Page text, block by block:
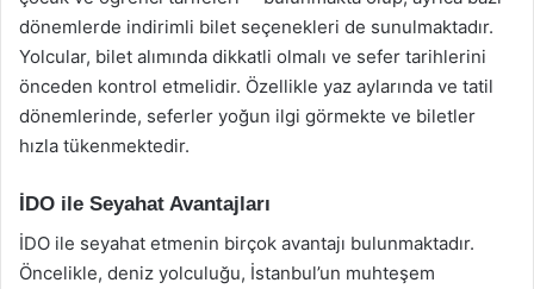
dönemlerde indirimli bilet seçenekleri de sunulmaktadır.
Yolcular, bilet alımında dikkatli olmalı ve sefer tarihlerini
önceden kontrol etmelidir. Özellikle yaz aylarında ve tatil
dönemlerinde, seferler yoğun ilgi görmekte ve biletler
hızla tükenmektedir.
İDO ile Seyahat Avantajları
İDO ile seyahat etmenin birçok avantajı bulunmaktadır.
Öncelikle, deniz yolculuğu, İstanbul’un muhteşem